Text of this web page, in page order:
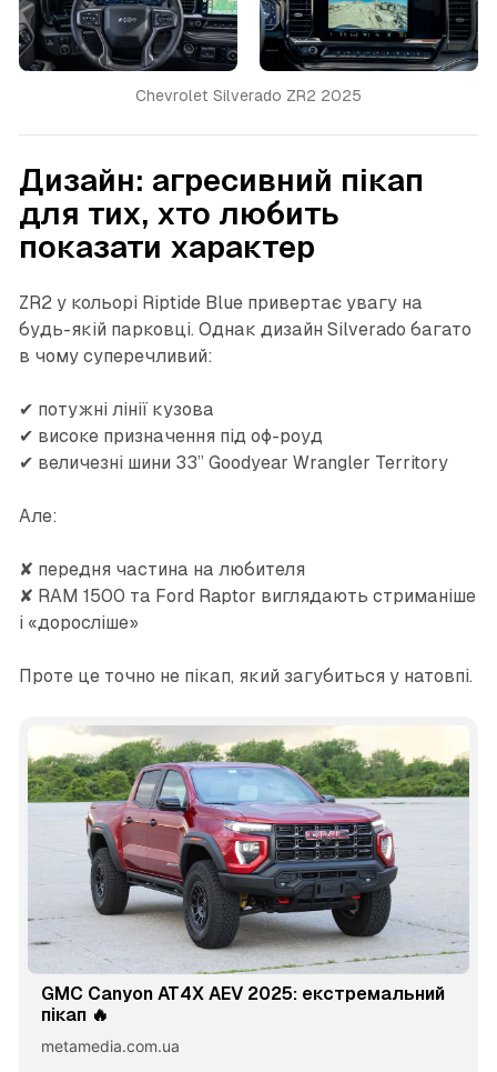
Chevrolet Silverado ZR2 2025
Дизайн: агресивний пікап
для тих, хто любить
показати характер
ZR2 у кольорі Riptide Blue привертає увагу на
будь-якій парковці. Однак дизайн Silverado багато
в чому суперечливий:
✔ потужні лінії кузова
✔ високе призначення під оф-роуд
✔ величезні шини 33” Goodyear Wrangler Territory
Але:
✘ передня частина на любителя
✘ RAM 1500 та Ford Raptor виглядають стриманіше
і «доросліше»
Проте це точно не пікап, який загубиться у натовпі.
GMC Canyon AT4X AEV 2025: екстремальний
пікап 🔥
metamedia.com.ua